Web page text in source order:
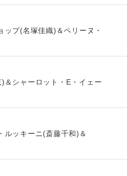
プ(名塚佳織)＆ペリーヌ・
シャーロット・E・イェー
ッキーニ(斎藤千和)＆